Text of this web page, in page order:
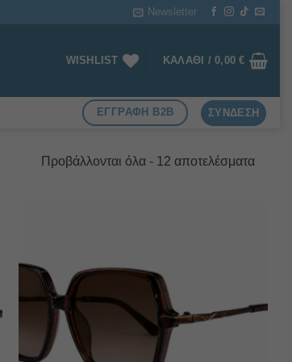
Newsletter
WISHLIST ΚΑΛΆΘΙ /0,00€
ΕΓΓΡΑΦΗ B2B ΣΎΝΔΕΣΗ
Προβάλλονται όλα - 12 αποτελέσματαSorted